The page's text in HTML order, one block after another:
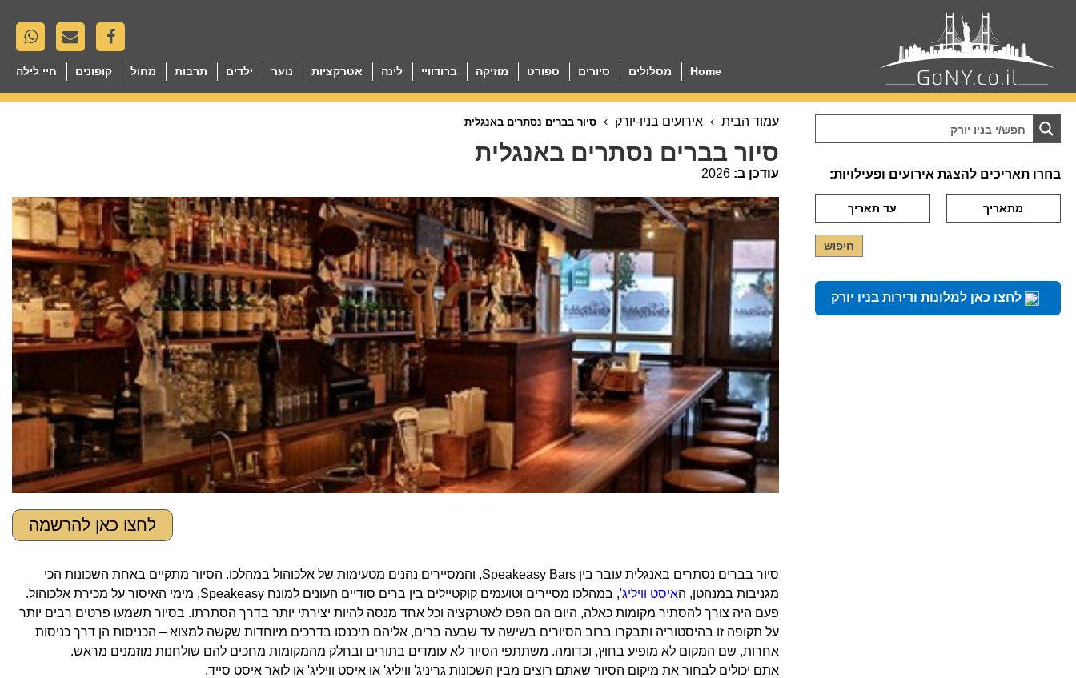
Home מסלולים סיורים ספורט מוזיקה ברודוויי לינה אטרקציות נוער ילדים תרבות מחול קופונים חיי לילה
עמוד הבית אירועים בניו-יורק סיור בברים נסתרים באנגלית
סיור בברים נסתרים באנגלית
עודכן ב: 2026
לחצו כאן להרשמה
סיור בברים נסתרים באנגלית עובר בין Speakeasy Bars, והמסיירים נהנים מטעימות של אלכוהול במהלכו. הסיור מתקיים באחת השכונות הכי
מגניבות במנהטן, האיסט וויליג'
, במהלכו מסיירים וטועמים קוקטיילים בין ברים סודיים העונים למונח Speakeasy, מימי האיסור על מכירת אלכוהול.
פעם היה צורך להסתיר מקומות כאלה, היום הם הפכו לאטרקציה וכל אחד מנסה להיות יצירתי יותר בדרך הסתרתו. בסיור תשמעו פרטים רבים יותר
על תקופה זו בהיסטוריה ותבקרו ברוב הסיורים בשישה עד שבעה ברים, אליהם תיכנסו בדרכים מיוחדות שקשה למצוא – הכניסות הן דרך כניסות
אחרות, שם המקום לא מופיע בחוץ, וכדומה. משתתפי הסיור לא עומדים בתורים ובחלק מהמקומות מחכים להם שולחנות מוזמנים מראש.
אתם יכולים לבחור את מיקום הסיור שאתם רוצים מבין השכונות גריניג' וויליג' או איסט וויליג' או לואר איסט סייד.
בחרו תאריכים להצגת אירועים ופעילויות:
לחצו כאן למלונות ודירות בניו יורק